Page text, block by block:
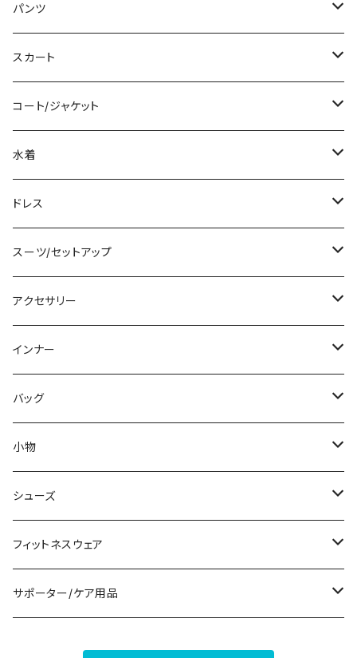
ミディアム/ミモレ
ロング/マキシ
袖付き
ノースリーブ
その他
チュニック
Tシャツ/カットソー
タンクトップ/キャミソール
シャツ/ブラウス
ベアトップ/チューブトップ
カーディガン/ボレロ
ニット/セーター
パーカー
スウェット/トレーナー
その他
パンツ
ショート丈
クロップド丈
ロング丈
デニム
レギンス
その他
オールインワン
スカート
ミニ/ショート
ミディアム/ミモレ
ロング
その他
コート/ジャケット
コート
ジャケット
その他
水着
タンキニ
バンドゥビキニ
ワンピース
ラッシュガード
その他
ドレス
ミニ/ショート
ミディアム/ミモレ
ロング/マキシ
袖付き
ノースリーブ
パンツドレス
ナイトドレス
その他
スーツ/セットアップ
パンツスーツ
スカートスーツ
その他
アクセサリー
ネックレス
ブレスレット
ピアス
コサージュ
リング
その他
インナー
ブラ/ブラトップ/ベアトップ
ショーツ
タンクトップ/キャミソール
半袖/5分
7分/長袖
バッグ
サブバッグ
クラッチバッグ
トートバッグ
ショルダーバッグ
小物
マフラー/スカーフ/ストール
財布
アクセサリーケース
シューズ
スニーカー
ブーツ
フィットネスウェア
セット販売
サポーター/ケア用品